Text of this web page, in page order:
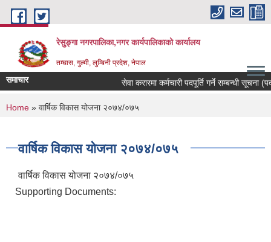
Skip to main content
रेसुङ्गा नगरपालिका,नगर कार्यपालिकाको कार्यालय
तम्घास, गुल्मी, लुम्बिनी प्रदेश, नेपाल
समाचार सेवा करारमा कर्मचारी पदपूर्ति गर्ने सम्बन्धी सूचना
You are here
Home » वार्षिक विकास योजना २०७४/०७५
वार्षिक विकास योजना २०७४/०७५
वार्षिक विकास योजना २०७४/०७५
Supporting Documents: